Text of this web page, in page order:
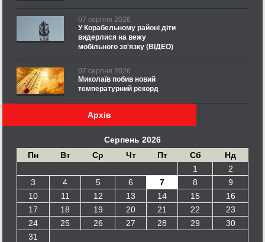
07 серпня 2026
У Корабельному районі діти
видерлися на вежу
мобільного зв'язку (ВІДЕО)
07 серпня 2026
Миколаїв побив новий
температурний рекорд
Архів
Серпень 2026
Пн
Вт Ср Чт Пт Сб
Нд
1
2
3
4 5 6 7 8
9
10
11 12 13 14 15
16
17
18 19 20 21 22
23
24
25 26 27 28 29
30
31